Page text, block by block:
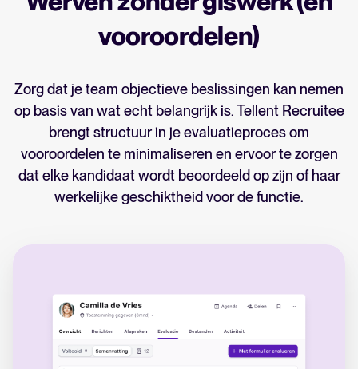
vooroordelen)
Zorg dat je team objectieve beslissingen kan nemen
op basis van wat echt belangrijk is. Tellent Recruitee
brengt structuur in je evaluatieproces om
vooroordelen te minimaliseren en ervoor te zorgen
dat elke kandidaat wordt beoordeeld op zijn of haar
werkelijke geschiktheid voor de functie.